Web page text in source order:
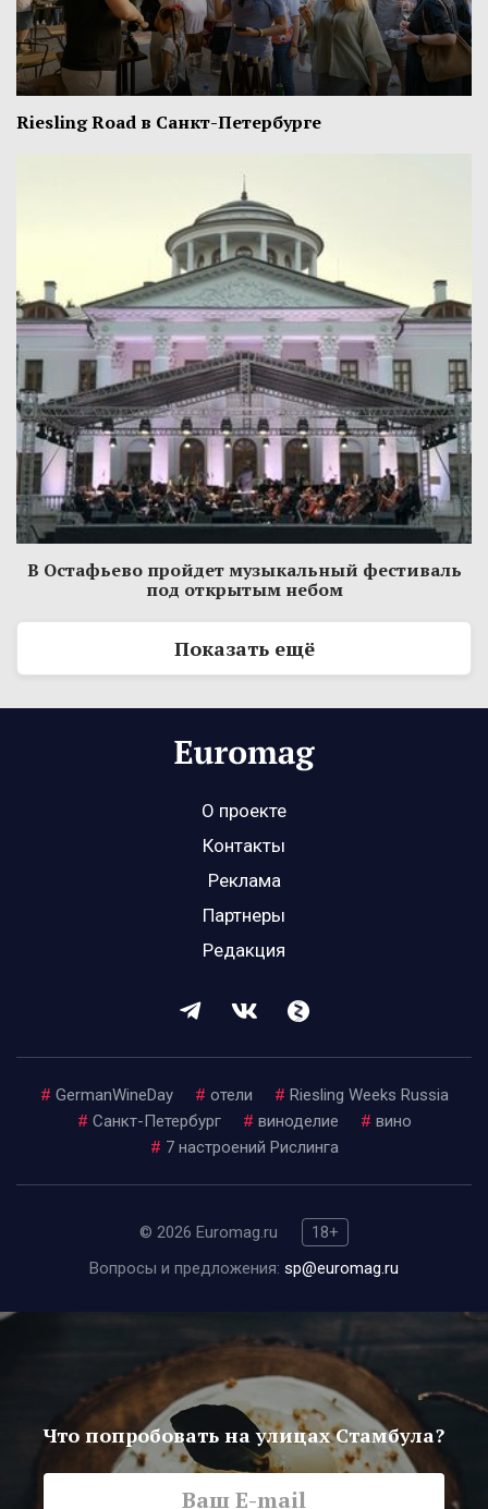
Riesling Road в Санкт-Петербурге
В Остафьево пройдет музыкальный фестиваль
под открытым небом
Показать ещё
О проекте
Контакты
Реклама
Партнеры
Редакция
# GermanWineDay # отели # Riesling Weeks Russia
# Санкт-Петербург # виноделие # вино
# 7 настроений Рислинга
© 2026 Euromag.ru
18+
Вопросы и предложения: sp@euromag.ru
Что попробовать на улицах Стамбула?